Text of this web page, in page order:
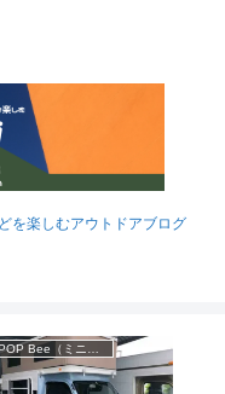
を楽しむアウトドアブログ